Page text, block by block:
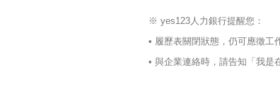
※ yes123人力銀行提醒您：
• 履歷表關閉狀態，仍可應徵工
• 與企業連絡時，請告知「我是